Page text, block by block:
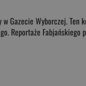
Gazecie Wyborczej.
Reportaże